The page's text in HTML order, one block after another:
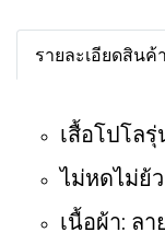
รายละเอียดสินค้า
เสื้อโปโล
ไม่หดไม่ย้
เนื้อผ้า: ล